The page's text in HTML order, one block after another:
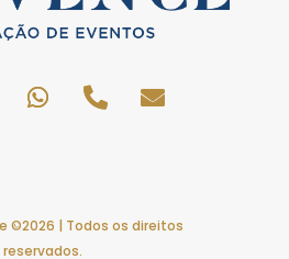
©2026 | Todos os direitos
reservados.